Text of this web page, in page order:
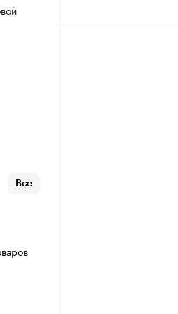
Все